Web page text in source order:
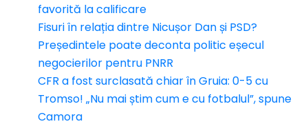
favorită la calificare
Fisuri în relația dintre Nicușor Dan și PSD?
Președintele poate deconta politic eșecul
negocierilor pentru PNRR
CFR a fost surclasată chiar în Gruia: 0-5 cu
Tromso! „Nu mai știm cum e cu fotbalul”, spune
Camora